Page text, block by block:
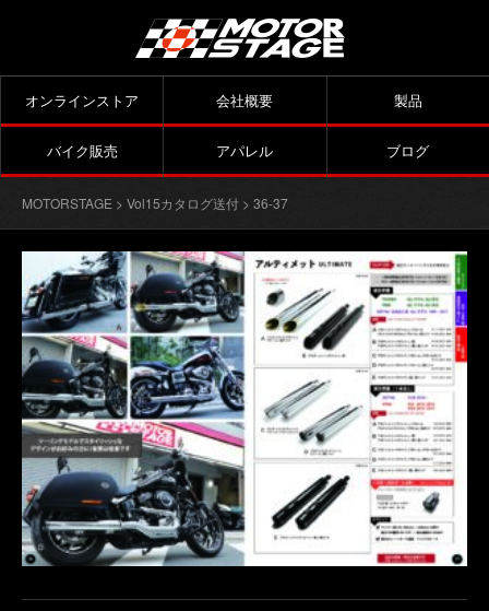
オンラインストア 会社概要 製品
バイク販売 アパレル ブログ
MOTORSTAGE > Vol15カタログ送付 > 36-37